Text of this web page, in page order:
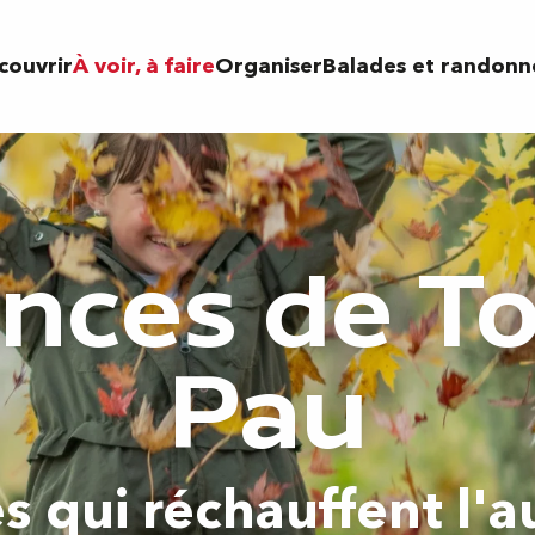
À voir, à faireOrganiserBalades et
de
Pau
qui réchauffent